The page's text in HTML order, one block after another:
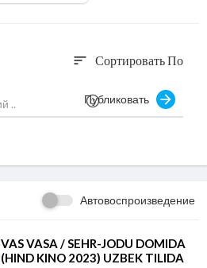
sort Сортировать По
Публиковать
Автовоспроизведение
⁣VAS VASA / SEHR-JODU DOMIDA
(HIND KINO 2023) UZBEK TILIDA